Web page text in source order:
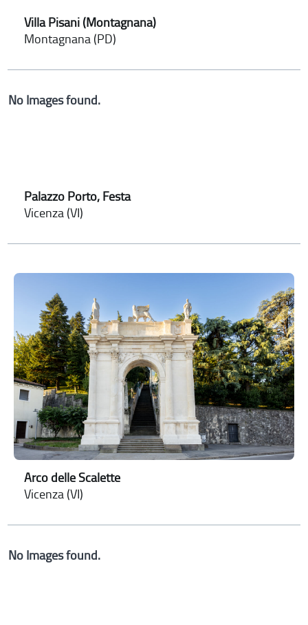
Villa Pisani (Montagnana)
Montagnana (PD)
No Images found.
Palazzo Porto, Festa
Vicenza (VI)
Arco delle Scalette
Vicenza (VI)
No Images found.